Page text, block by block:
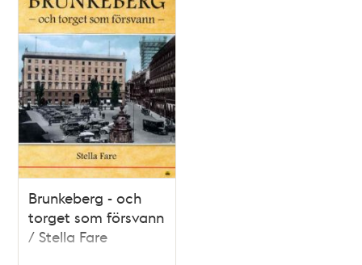
Brunkeberg - och
torget som försvann
/ Stella Fare